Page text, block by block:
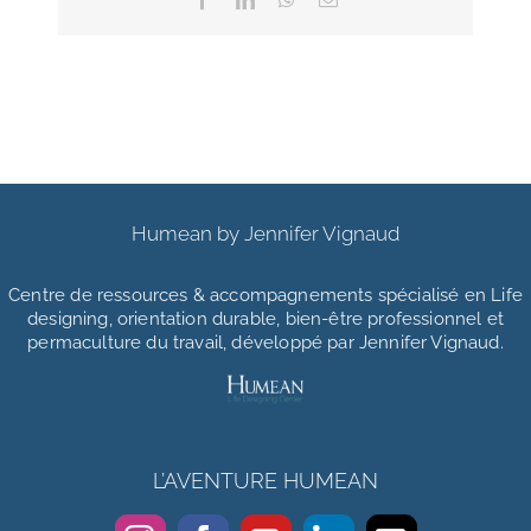
Humean by Jennifer Vignaud
Centre de ressources & accompagnements spécialisé en Life
designing, orientation durable, bien-être professionnel et
permaculture du travail, développé par Jennifer Vignaud.
L’AVENTURE HUMEAN